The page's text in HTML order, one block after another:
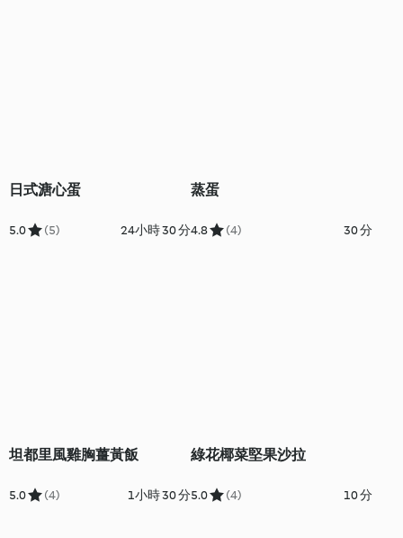
日式溏心蛋
5.0 (5) 24小時 30 分
蒸蛋
4.8 (4) 30 分
坦都里風雞胸薑黃飯
5.0 (4) 1小時 30 分
綠花椰菜堅果沙拉
5.0 (4) 10 分